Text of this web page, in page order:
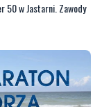
50 w Jastarni. Zawody